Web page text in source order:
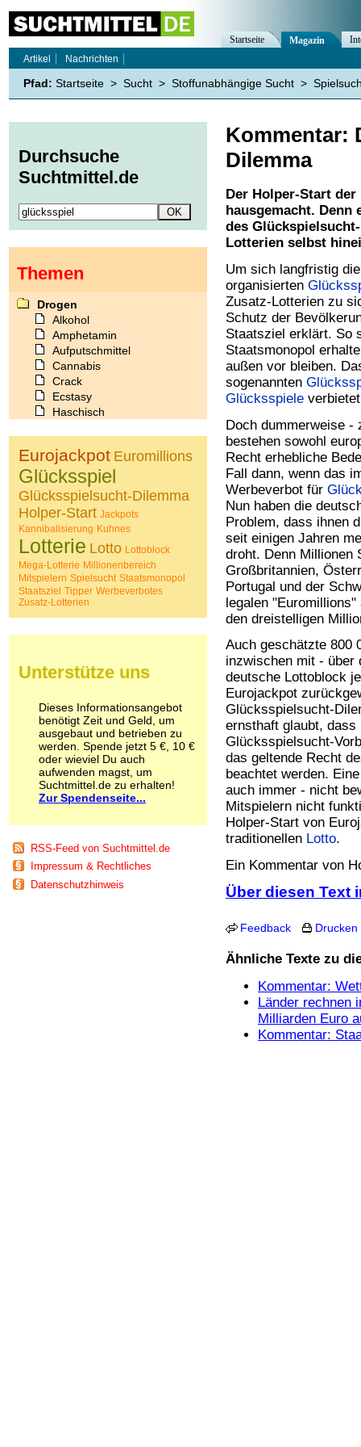
Kommentar:
Dilemma
Der Holper-Start
hausgemacht.
des
Lotterien selbst
Um sich langfristig
organisierten
Zusatz-Lotterien zu
Schutz der
Staatsziel erklärt. So
Staatsmonopol
außen vor bleiben.
sogenannten
Glücksspiele
Doch dummerweise -
bestehen sowohl
Recht erhebliche
Fall dann, wenn das
Werbeverbot für
Nun haben die
Problem, dass ihnen
seit einigen Jahren
droht. Denn Millionen
Großbritannien,
Portugal und der
legalen
den dreistelligen
Auch geschätzte 800
inzwischen mit - über
deutsche Lottoblock
Eurojackpot
Glücksspielsucht-
ernsthaft glaubt, dass
Glücksspielsucht-
das geltende Recht
beachtet werden.
auch immer - nicht
Mitspielern nicht
Holper-Start von
traditionellen Lotto.
Ein Kommentar von
Über diesen Text
Feedback Drucken
Ähnliche Texte zu
Kommentar:
Länder rechnen
Milliarden Euro
Kommentar:
Startseite Magazin
Artikel
Nachrichten
Pfad: Startseite > Sucht > Stoffunabhängige Sucht >
Durchsuche
Suchtmittel.de
Themen
Drogen
Alkohol
Amphetamin
Aufputschmittel
Cannabis
Crack
Ecstasy
Haschisch
Koffein
Kokain
Lachgas
LSD
Marihuana
Medikamente
Meskalin
Metamphetamin
Methadon
Morphin
Poppers
Schlafmittel
Schmerzmittel
Schnüffelstoffe
Spice
Sucht / Süchte
Alkoholsucht
Arbeitssucht
Computersucht
Ess-Brechsucht
Fernsehsucht
Fresssucht
Eurojackpot Euromillions
Glücksspiel
Glücksspielsucht-Dilemma
Holper-Start Jackpots
Kannibalisierung Kuhnes
Lotterie Lotto Lottoblock
Mega-Lotterie Millionenbereich
Mitspielern Spielsucht Staatsmonopol
Staatsziel Tipper Werbeverbotes
Zusatz-Lotterien
Unterstütze uns
Dieses Informationsangebot
benötigt Zeit und Geld, um
ausgebaut und betrieben zu
werden. Spende jetzt 5 €, 10 €
oder wieviel Du auch
aufwenden magst, um
Suchtmittel.de zu erhalten!
Zur Spendenseite...
RSS-Feed von Suchtmittel.de
Impressum & Rechtliches
Datenschutzhinweis